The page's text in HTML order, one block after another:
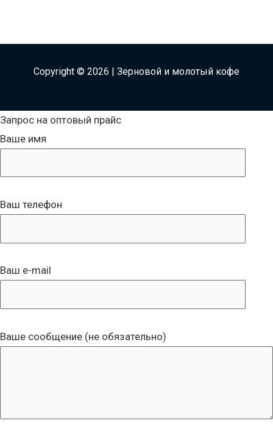
Copyright © 2026 | Зерновой и молотый кофе
Запрос на оптовый прайс
Ваше имя
Ваш телефон
Ваш e-mail
Ваше сообщение (не обязательно)